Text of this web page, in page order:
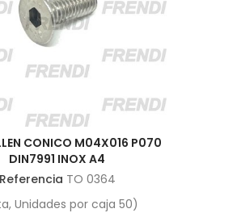
CONICO M04X016 P070
DIN7991 INOX A4
Referencia TO 0364
Unidades por caja 50)